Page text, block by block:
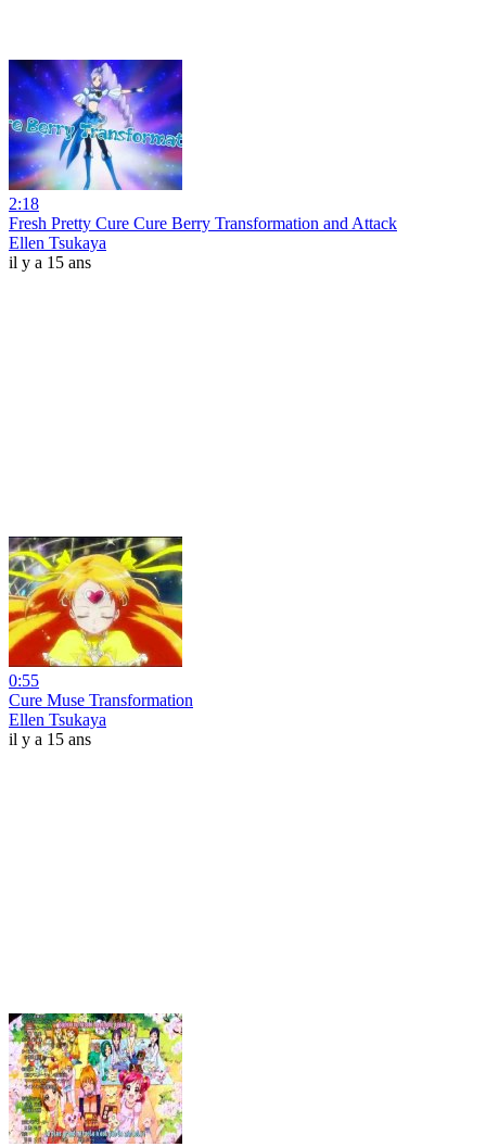
2:18
Fresh Pretty Cure Cure Berry Transformation and Attack
Ellen Tsukaya
il y a 15 ans
0:55
Cure Muse Transformation
Ellen Tsukaya
il y a 15 ans